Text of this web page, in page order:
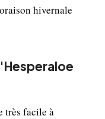
hivernale
très facile à